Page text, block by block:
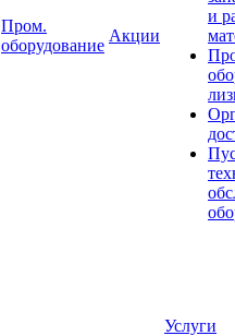
Пром.
оборудование
Акции
и
Услуги